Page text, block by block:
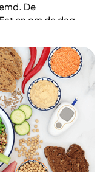
De
en om de dag
en een lagere
is niet voor
de mensen kan
met zich
je daarvan